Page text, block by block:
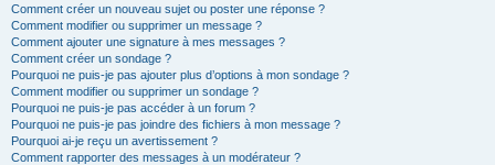
Comment créer un nouveau sujet ou poster une réponse ?
Comment modifier ou supprimer un message ?
Comment ajouter une signature à mes messages ?
Comment créer un sondage ?
Pourquoi ne puis-je pas ajouter plus d’options à mon sondage ?
Comment modifier ou supprimer un sondage ?
Pourquoi ne puis-je pas accéder à un forum ?
Pourquoi ne puis-je pas joindre des fichiers à mon message ?
Pourquoi ai-je reçu un avertissement ?
Comment rapporter des messages à un modérateur ?